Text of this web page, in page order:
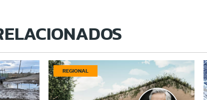
REGIONAL